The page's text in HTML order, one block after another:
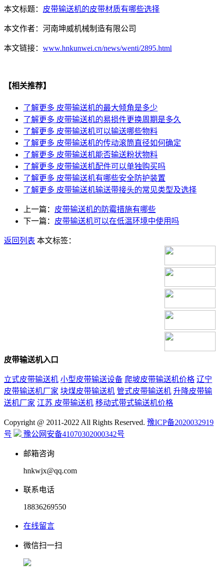
本文标题： 皮带输送机的皮带材质有哪些选择
本文作者： 河南坤威机械制造有限公司
本文链接： www.hnkunwei.cn/news/wenti/2895.html
【相关推荐】
了解更多 皮带输送机的最大倾角是多少
了解更多 皮带输送机的易损件更换周期是多久
了解更多 皮带输送机可以输送哪些物料
了解更多 皮带输送机的传动滚筒直径如何确定
了解更多 皮带输送机能否输送粉状物料
了解更多 皮带输送机配件可以单独购买吗
了解更多 皮带输送机有哪些安全防护装置
了解更多 皮带输送机输送带接头的常见类型及选择
上一篇： 皮带输送机的防霉措施有哪些
下一篇： 皮带输送机可以在低温环境中使用吗
返回列表 本文标签：
皮带输送机入口
立式皮带输送机 小型皮带输送设备 爬坡皮带输送机价格 辽宁
皮带输送机厂家 块煤皮带输送机 管式皮带输送机 升降皮带输
送机厂家 江苏 皮带输送机 移动式带式输送机价格
Copyright @ 2011-2022 All Rights Reserved. 豫ICP备2020032919
号
豫公网安备41070302000342号
邮箱咨询
hnkwjx@qq.com
联系电话
18836269550
在线留言
微信扫一扫